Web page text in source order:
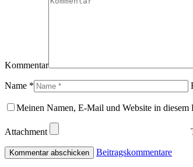
Kommentar
Name *
Meinen Namen, E-Mail und Website in
Attachment
Beitragskommentare